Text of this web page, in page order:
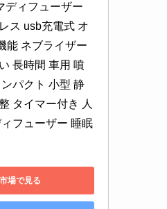
ディフューザー
ス usb充電式 オ
能 ネブライザー
長時間 車用 噴
パクト 小型 静
タイマー付き 人
フューザー 睡眠
場で見る